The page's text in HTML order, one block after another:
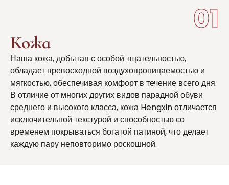
01
Кожа
Наша кожа, добытая с особой тщательностью,
обладает превосходной воздухопроницаемостью и
мягкостью, обеспечивая комфорт в течение всего дня.
В отличие от многих других видов парадной обуви
среднего и высокого класса, кожа Hengxin отличается
исключительной текстурой и способностью со
временем покрываться богатой патиной, что делает
каждую пару неповторимо роскошной.